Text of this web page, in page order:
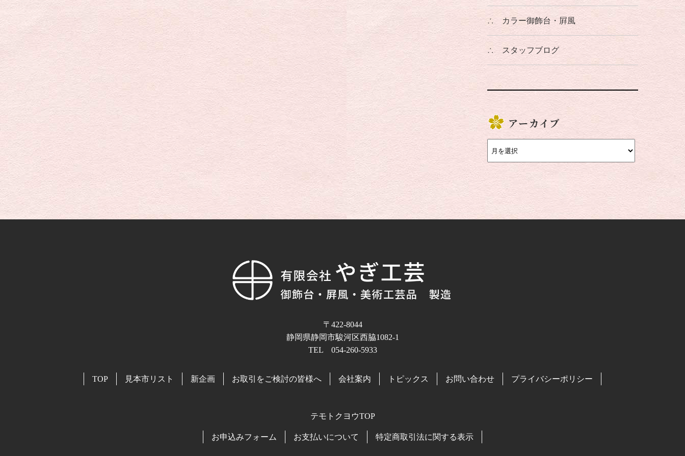
∴ カラー御飾台・屛風
∴ スタッフブログ
アーカイブ
〒422-8044
静岡県静岡市駿河区西脇1082-1
TEL 054-260-5933
TOP 見本市リスト 新企画 お取引をご検討の皆様へ 会社案内 トピックス お問い合わせ プライバシーポリシー
テモトクヨウTOP
お申込みフォーム お支払いについて 特定商取引法に関する表示